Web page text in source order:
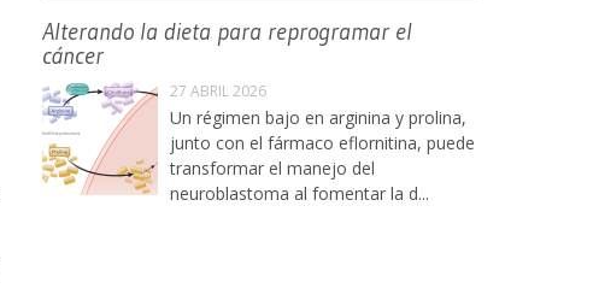
Alterando la dieta para reprogramar el
cáncer
27 ABRIL 2026
Un régimen bajo en arginina y prolina,
junto con el fármaco eflornitina, puede
transformar el manejo del
neuroblastoma al fomentar la d...